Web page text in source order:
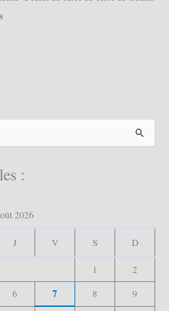
:
2026
J V S D
1
2
6 7 8
9